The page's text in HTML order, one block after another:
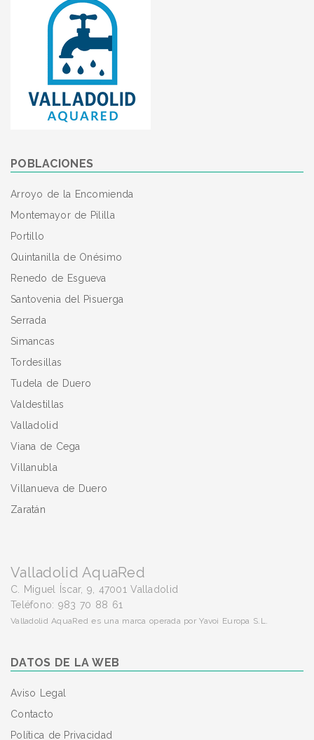
POBLACIONES
Arroyo de la Encomienda
Montemayor de Pililla
Portillo
Quintanilla de Onésimo
Renedo de Esgueva
Santovenia del Pisuerga
Serrada
Simancas
Tordesillas
Tudela de Duero
Valdestillas
Valladolid
Viana de Cega
Villanubla
Villanueva de Duero
Zaratán
Valladolid AquaRed
C. Miguel Íscar, 9, 47001 Valladolid
Teléfono: 983 70 88 61
Valladolid AquaRed es una marca operada por Yavoi Europa S.L.
DATOS DE LA WEB
Aviso Legal
Contacto
Política de Privacidad